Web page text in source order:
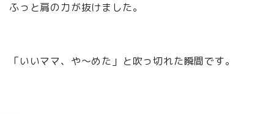
ふっと肩の力が抜けました。
「いいママ、や〜めた」と吹っ切れた瞬間です。